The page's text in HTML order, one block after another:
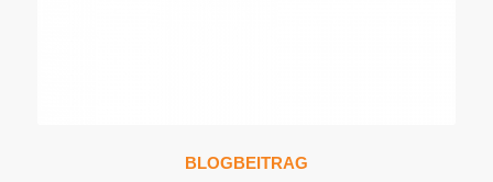
BLOGBEITRAG